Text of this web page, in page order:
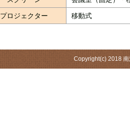
プロジェクター 移動式
Copyright(c) 2018